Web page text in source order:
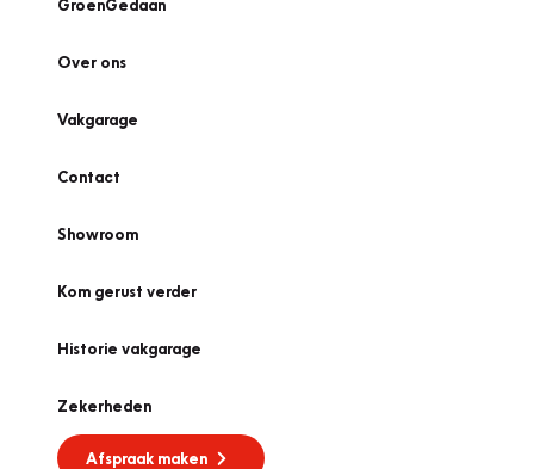
GroenGedaan
Over ons
Vakgarage
Contact
Showroom
Kom gerust verder
Historie vakgarage
Zekerheden
Afspraak maken